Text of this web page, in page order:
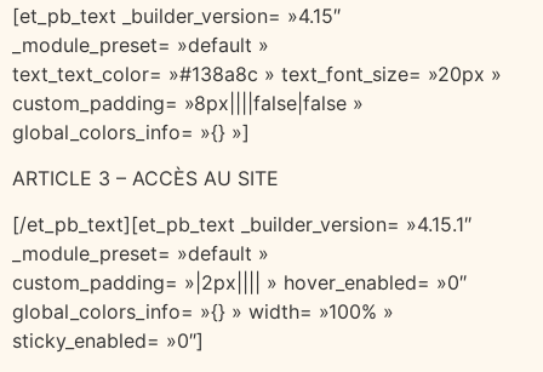
[et_pb_text _builder_version= »4.15″
_module_preset= »default »
text_text_color= »#138a8c » text_font_size= »20px »
custom_padding= »8px||||false|false »
global_colors_info= »{} »]
ARTICLE 3 – ACCÈS AU SITE
[/et_pb_text][et_pb_text _builder_version= »4.15.1″
_module_preset= »default »
custom_padding= »|2px|||| » hover_enabled= »0″
global_colors_info= »{} » width= »100% »
sticky_enabled= »0″]